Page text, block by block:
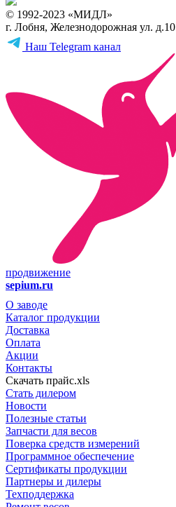
© 1992-2023 «МИДЛ»
г. Лобня, Железнодорожная ул. д.10
Наш Telegram канал
продвижение
sepium.ru
О заводе
Каталог продукции
Доставка
Оплата
Акции
Контакты
Скачать прайс.xls
Стать дилером
Новости
Полезные статьи
Запчасти для весов
Поверка средств измерений
Программное обеспечение
Сертификаты продукции
Партнеры и дилеры
Техподдержка